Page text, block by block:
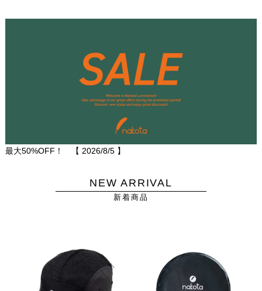
最大50%OFF！ 【 2026/8/5】
NEW ARRIVAL
新着商品